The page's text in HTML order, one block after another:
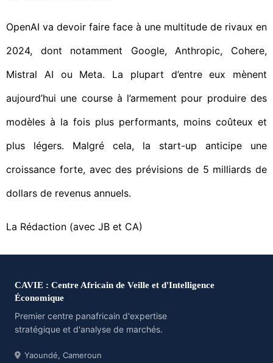
OpenAI va devoir faire face à une multitude de rivaux en
2024, dont notamment Google, Anthropic, Cohere,
Mistral AI ou Meta. La plupart d’entre eux mènent
aujourd’hui une course à l’armement pour produire des
modèles à la fois plus performants, moins coûteux et
plus légers. Malgré cela, la start-up anticipe une
croissance forte, avec des prévisions de 5 milliards de
dollars de revenus annuels.
La Rédaction (avec JB et CA)
CAVIE : Centre Africain de Veille et d'Intelligence
Économique
Premier centre panafricain d'expertise
stratégique et d'analyse de marchés.
Yaoundé, Cameroun